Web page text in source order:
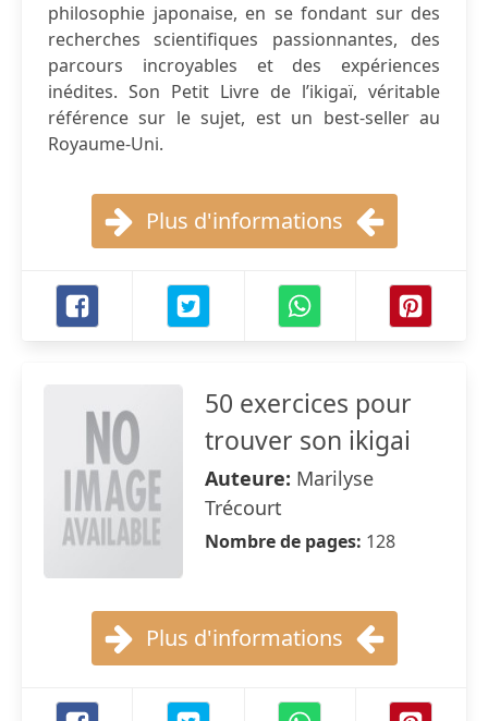
philosophie japonaise, en se fondant sur des
recherches scientifiques passionnantes, des
parcours incroyables et des expériences
inédites. Son Petit Livre de l’ikigaï, véritable
référence sur le sujet, est un best-seller au
Royaume-Uni.
Plus d'informations
50 exercices pour
trouver son ikigai
Auteure: Marilyse
Trécourt
Nombre de pages: 128
Plus d'informations